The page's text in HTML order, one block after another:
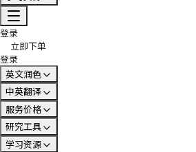
登录
立即下单
登录
英文润色
中英翻译
服务价格
研究工具
学习资源